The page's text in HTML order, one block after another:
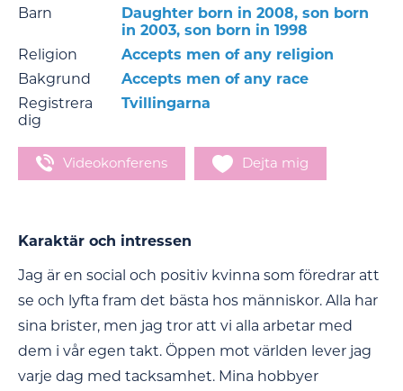
Barn
Daughter born in 2008, son born
in 2003, son born in 1998
Religion
Accepts men of any religion
Bakgrund
Accepts men of any race
Registrera
dig
Tvillingarna
Videokonferens Dejta mig
Karaktär och intressen
Jag är en social och positiv kvinna som föredrar att
se och lyfta fram det bästa hos människor. Alla har
sina brister, men jag tror att vi alla arbetar med
dem i vår egen takt. Öppen mot världen lever jag
varje dag med tacksamhet. Mina hobbyer